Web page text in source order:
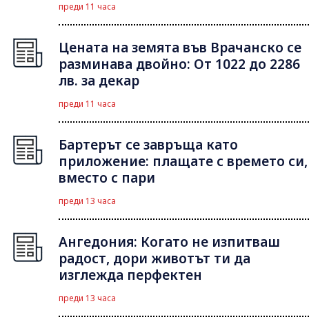
преди 11 часа
Цената на земята във Врачанско се
разминава двойно: От 1022 до 2286
лв. за декар
преди 11 часа
Бартерът се завръща като
приложение: плащате с времето си,
вместо с пари
преди 13 часа
Ангедония: Когато не изпитваш
радост, дори животът ти да
изглежда перфектен
преди 13 часа